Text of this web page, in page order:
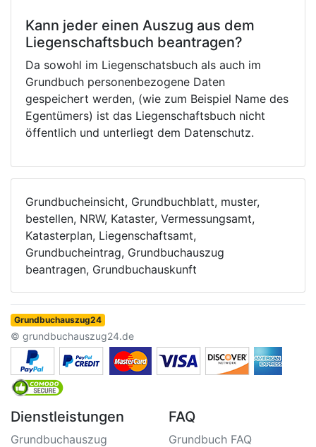
Kann jeder einen Auszug aus dem
Liegenschaftsbuch beantragen?
Da sowohl im Liegenschatsbuch als auch im
Grundbuch personenbezogene Daten
gespeichert werden, (wie zum Beispiel Name des
Egentümers) ist das Liegenschaftsbuch nicht
öffentlich und unterliegt dem Datenschutz.
Grundbucheinsicht, Grundbuchblatt, muster,
bestellen, NRW, Kataster, Vermessungsamt,
Katasterplan, Liegenschaftsamt,
Grundbucheintrag, Grundbuchauszug
beantragen, Grundbuchauskunft
Grundbuchauszug24
© grundbuchauszug24.de
Dienstleistungen
Grundbuchauszug
FAQ
Grundbuch FAQ